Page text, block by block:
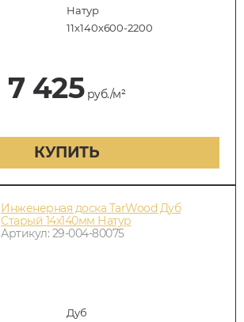
Натур
11х140х600-2200
7 425руб./м²
КУПИТЬ
Инженерная доска TarWood Дуб
Старый 14х140мм Натур
Артикул: 29-004-80075
Дуб